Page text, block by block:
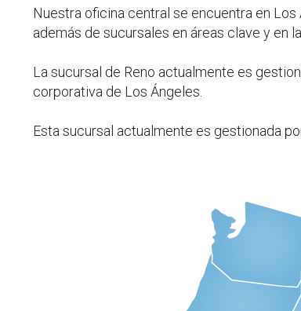
Nuestra oficina central se encuentra en
además de sucursales en áreas clave y en
La sucursal de Reno actualmente es
corporativa de Los Ángeles.
Esta sucursal actualmente es gestionada